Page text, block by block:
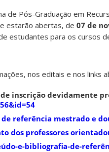
de Pós-Graduação em
estarão abertas, de 07 de
estudantes para os cursos
nos editais e nos links
de inscrição devidamente
referência mestrado e
dos professores
e-bibliografia-de-